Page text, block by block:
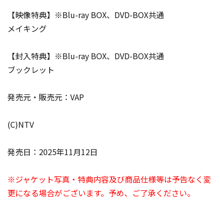
【映像特典】※Blu-ray BOX、DVD-BOX共通
メイキング
【封入特典】※Blu-ray BOX、DVD-BOX共通
ブックレット
発売元・販売元：VAP
(C)NTV
発売日：2025年11月12日
※ジャケット写真・特典内容及び商品仕様等は予告なく変
更になる場合がございます。予め、ご了承ください。